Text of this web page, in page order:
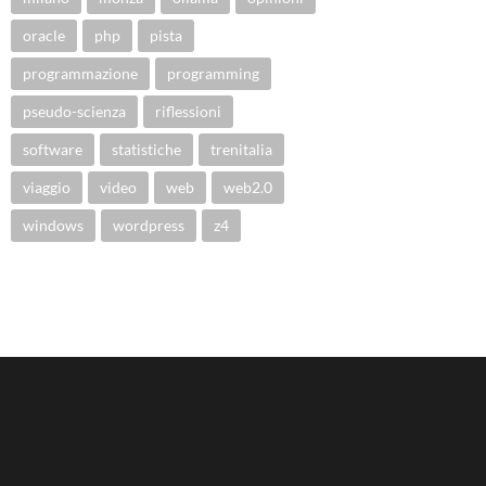
oracle php pista
programmazione programming
pseudo-scienza riflessioni
software statistiche trenitalia
viaggio video web web2.0
windows wordpress z4